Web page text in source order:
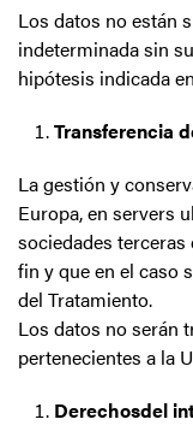
Los datos no están
indeterminada sin
hipótesis indicada
Transferencia
La gestión y
Europa, en servers
sociedades
fin y que en el caso
del Tratamiento.
Los datos no serán
pertenecientes a la
Derechosdel